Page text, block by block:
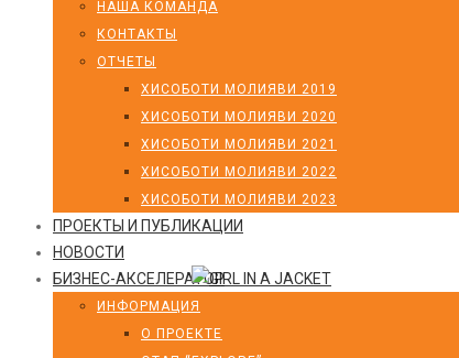
НАША КОМАНДА
КОНТАКТЫ
ОТЧЕТЫ
ХИСОБОТИ МОЛИЯВИ 2019
ХИСОБОТИ МОЛИЯВИ 2020
ХИСОБОТИ МОЛИЯВИ 2021
ХИСОБОТИ МОЛИЯВИ 2022
ХИСОБОТИ МОЛИЯВИ 2023
ПРОЕКТЫ И ПУБЛИКАЦИИ
НОВОСТИ
БИЗНЕС-АКСЕЛЕРАТОР
ИНФОРМАЦИЯ
О ПРОЕКТЕ